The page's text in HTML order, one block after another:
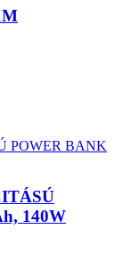
140W